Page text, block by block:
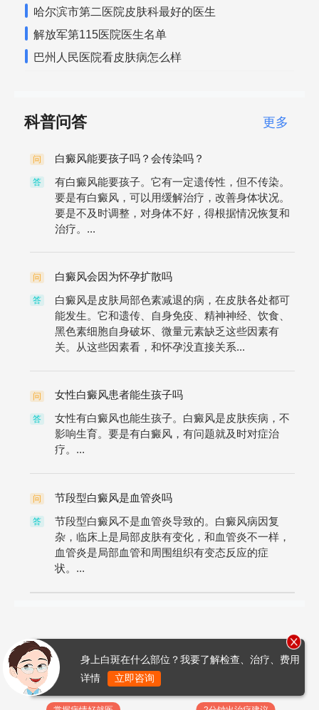
哈尔滨市第二医院皮肤科最好的医生
解放军第115医院医生名单
巴州人民医院看皮肤病怎么样
科普问答 更多
问 白癜风能要孩子吗？会传染吗？
答
有白癜风能要孩子。它有一定遗传性，但不传染。
要是有白癜风，可以用缓解治疗，改善身体状况。
要是不及时调整，对身体不好，得根据情况恢复和
治疗。...
问 白癜风会因为怀孕扩散吗
答
白癜风是皮肤局部色素减退的病，在皮肤各处都可
能发生。它和遗传、自身免疫、精神神经、饮食、
黑色素细胞自身破坏、微量元素缺乏这些因素有
关。从这些因素看，和怀孕没直接关系...
问 女性白癜风患者能生孩子吗
答
女性有白癜风也能生孩子。白癜风是皮肤疾病，不
影响生育。要是有白癜风，有问题就及时对症治
疗。...
问 节段型白癜风是血管炎吗
答
节段型白癜风不是血管炎导致的。白癜风病因复
杂，临床上是局部皮肤有变化，和血管炎不一样，
血管炎是局部血管和周围组织有变态反应的症
状。...
身上白斑在什么部位？我要了解检查、治疗、费用
详情
立即咨询